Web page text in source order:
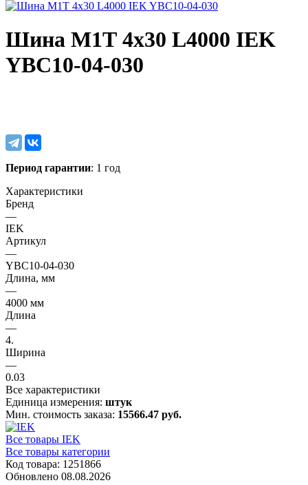
Шина М1Т 4х30 L4000 IEK
YBC10-04-030
Период гарантии: 1 год
Характеристики
Бренд
—
IEK
Артикул
—
YBC10-04-030
Длина, мм
—
4000 мм
Длина
—
4.
Ширина
—
0.03
Все характеристики
Единица измерения: штук
Мин. стоимость заказа: 15566.47 руб.
Все товары IEK
Все товары категории
Код товара: 1251866
Обновлено 08.08.2026